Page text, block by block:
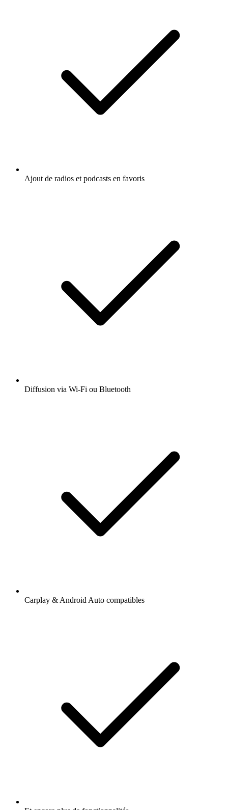
Ajout de radios et podcasts en favoris
Diffusion via Wi-Fi ou Bluetooth
Carplay & Android Auto compatibles